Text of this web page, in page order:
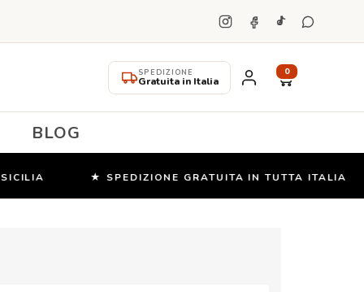
SPEDIZIONE
Gratuita in Italia
0
BLOG
★ SPEDIZIONE GRATUITA IN TUTTA ITALIA